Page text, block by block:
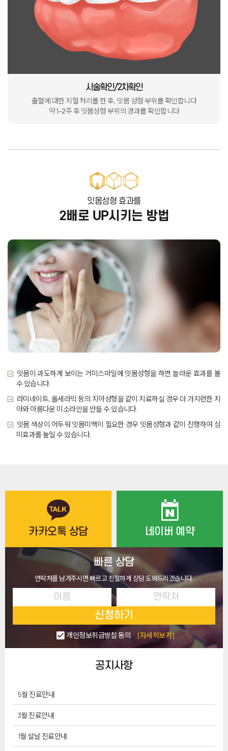
시술확인/2차확인
출혈에 대한 지혈 처리를 한 후, 잇몸 성형 부위를 확인합니다
약 1~2주 후 잇몸성형 부위의 경과를 확인합니다
잇몸성형 효과를
2배로 UP시키는 방법
잇몸이 과도하게 보이는 거미스마일에 잇몸성형을 하면 놀라운 효과를 볼
수 있습니다.
라미네이트, 올세라믹 등의 치아성형을 같이 치료하실 경우 더 가지런한 치
아와 아름다운 미소라인을 만들 수 있습니다.
잇몸 색상이 어두워 잇몸미백이 필요한 경우 잇몸성형과 같이 진행하여 심
미효과를 높일 수 있습니다.
공지사항
5월 진료안내
3월 진료안내
1월 설날 진료안내
카카오톡 상담 네이버 예약
빠른 상담
연락처를 남겨주시면 빠르고 친절하게 상담 도와드리겠습니다.
신청하기
개인정보취급방침 동의 [자세히보기]